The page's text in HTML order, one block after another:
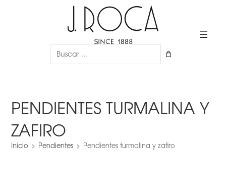
Buscar
PENDIENTES TURMALINA Y
ZAFIRO
Inicio > Pendientes > Pendientes turmalina y zafiro